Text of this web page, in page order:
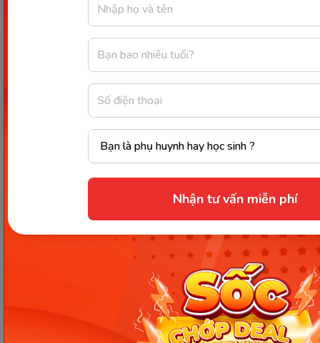
Nhận tư vấn miễn phí
Về cơ bản, cách dạy vẽ cho trẻ 2 tuổi không hề khó
khăn. Tất cả kiến thức ở thời điểm này chỉ là giới
thiệu để trẻ có được nhận thức từ từ. Cha mẹ
không nên quá coi trọng việc học tập mà gây ra
những áp lực và khiến trẻ sợ hãi. Khi đó hiệu quả